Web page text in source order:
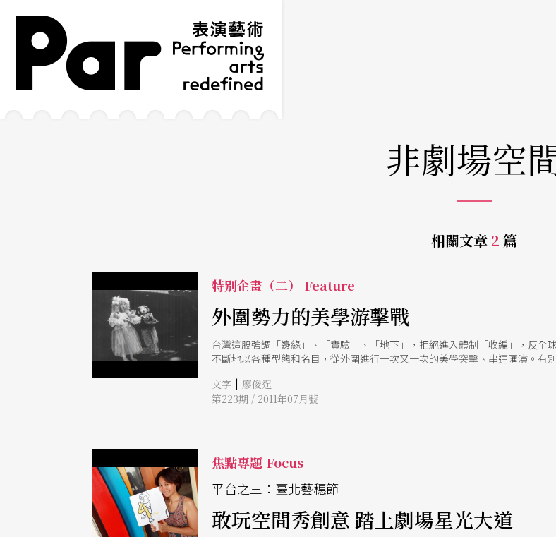
跳到主要內容區塊
網站導覽
非劇場空
相關文章 2 篇
特別企畫（二） Feature
外圍勢力的美學游擊戰
台灣這股強調「邊緣」、「實驗」、「地下」，拒絕進入體制「收編」，反
不斷地以各種型態和名目，從外圍進行一次又一次的美學突擊、串連匯演。
文字 | 廖俊逞
第223期 / 2011年07月號
焦點專題 Focus
平台之三：臺北藝穗節
敢玩空間秀創意 踏上劇場星光大道